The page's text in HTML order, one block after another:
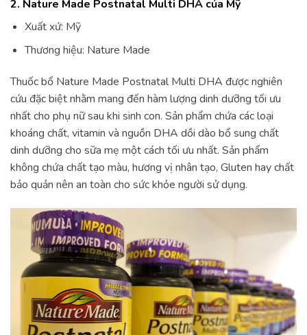
2. Nature Made Postnatal Multi DHA của Mỹ
Xuất xứ: Mỹ
Thương hiệu: Nature Made
Thuốc bổ Nature Made Postnatal Multi DHA được nghiên
cứu đặc biệt nhằm mang đến hàm lượng dinh dưỡng tối ưu
nhất cho phụ nữ sau khi sinh con. Sản phẩm chứa các loại
khoáng chất, vitamin và nguồn DHA dồi dào bổ sung chất
dinh dưỡng cho sữa mẹ một cách tối ưu nhất. Sản phẩm
không chứa chất tạo màu, hương vị nhân tạo, Gluten hay chất
bảo quản nên an toàn cho sức khỏe người sử dụng.